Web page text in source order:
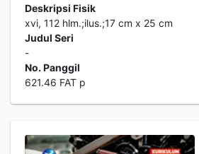
Deskripsi Fisik
xvi, 112 hlm.;ilus.;17 cm x 25 cm
Judul Seri
-
No. Panggil
621.46 FAT p